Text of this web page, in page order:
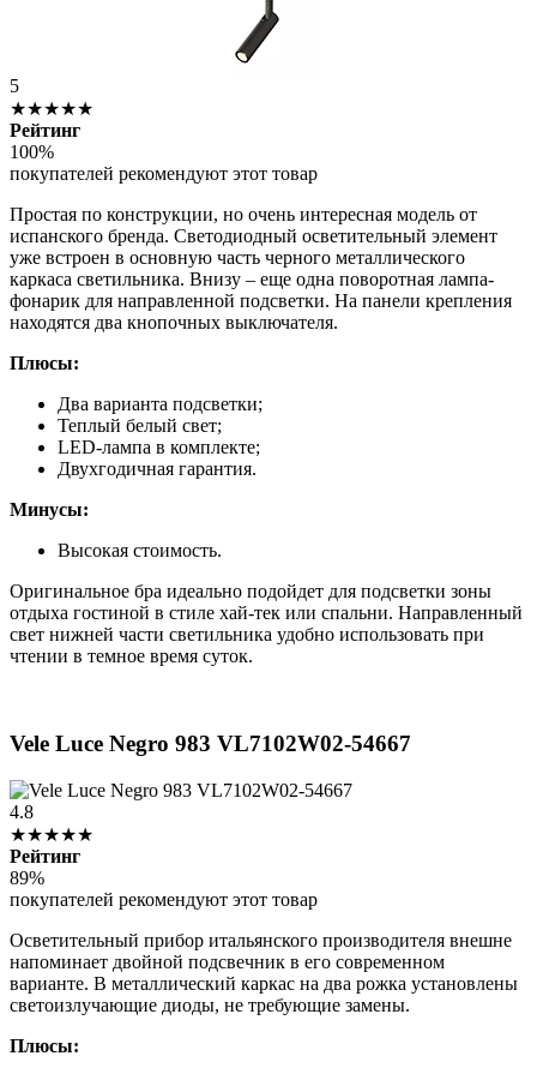
5
★★★★★
Рейтинг
100%
покупателей рекомендуют этот товар
Простая по конструкции, но очень интересная модель от
испанского бренда. Светодиодный осветительный элемент
уже встроен в основную часть черного металлического
каркаса светильника. Внизу – еще одна поворотная лампа-
фонарик для направленной подсветки. На панели крепления
находятся два кнопочных выключателя.
Плюсы:
Два варианта подсветки;
Теплый белый свет;
LED-лампа в комплекте;
Двухгодичная гарантия.
Минусы:
Высокая стоимость.
Оригинальное бра идеально подойдет для подсветки зоны
отдыха гостиной в стиле хай-тек или спальни. Направленный
свет нижней части светильника удобно использовать при
чтении в темное время суток.
Vele Luce Negro 983 VL7102W02-54667
4.8
★★★★★
Рейтинг
89%
покупателей рекомендуют этот товар
Осветительный прибор итальянского производителя внешне
напоминает двойной подсвечник в его современном
варианте. В металлический каркас на два рожка установлены
светоизлучающие диоды, не требующие замены.
Плюсы: